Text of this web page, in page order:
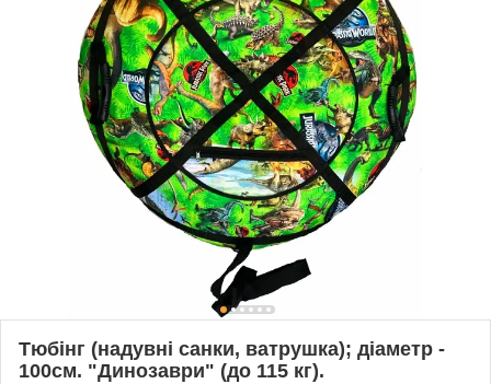
Тюбінг (надувні санки, ватрушка); діаметр -
100см. "Динозаври" (до 115 кг).